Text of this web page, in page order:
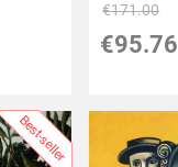
€171.00
€95.76
Best-seller